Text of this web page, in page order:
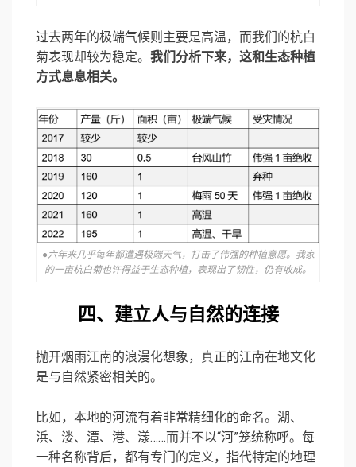
过去两年的极端气候则主要是高温，而我们的杭白
菊表现却较为稳定。 我们分析下来，这和生态种植
方式息息相关。
●六年来几乎每年都遭遇极端天气，打击了伟强的种植意愿。我家
的一亩杭白菊也许得益于生态种植，表现出了韧性，仍有收成。
四、建立人与自然的连接
抛开烟雨江南的浪漫化想象，真正的江南在地文化
是与自然紧密相关的。
比如，本地的河流有着非常精细化的命名。湖、
浜、溇、潭、港、漾……而并不以“河”笼统称呼。每
一种名称背后，都有专门的定义，指代特定的地理